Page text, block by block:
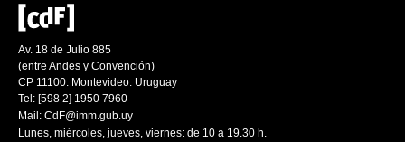
Av. 18 de Julio 885
(entre Andes y Convención)
CP 11100. Montevideo. Uruguay
Tel: [598 2] 1950 7960
Mail: CdF@imm.gub.uy
Lunes, miércoles, jueves, viernes: de 10 a 19.30 h.